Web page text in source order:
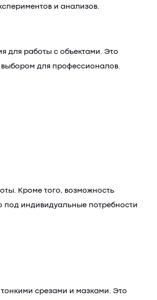
и анализов.
для работы с объектами. Это
выбором для профессионалов.
Кроме того, возможность
под индивидуальные потребности
срезами и мазками. Это